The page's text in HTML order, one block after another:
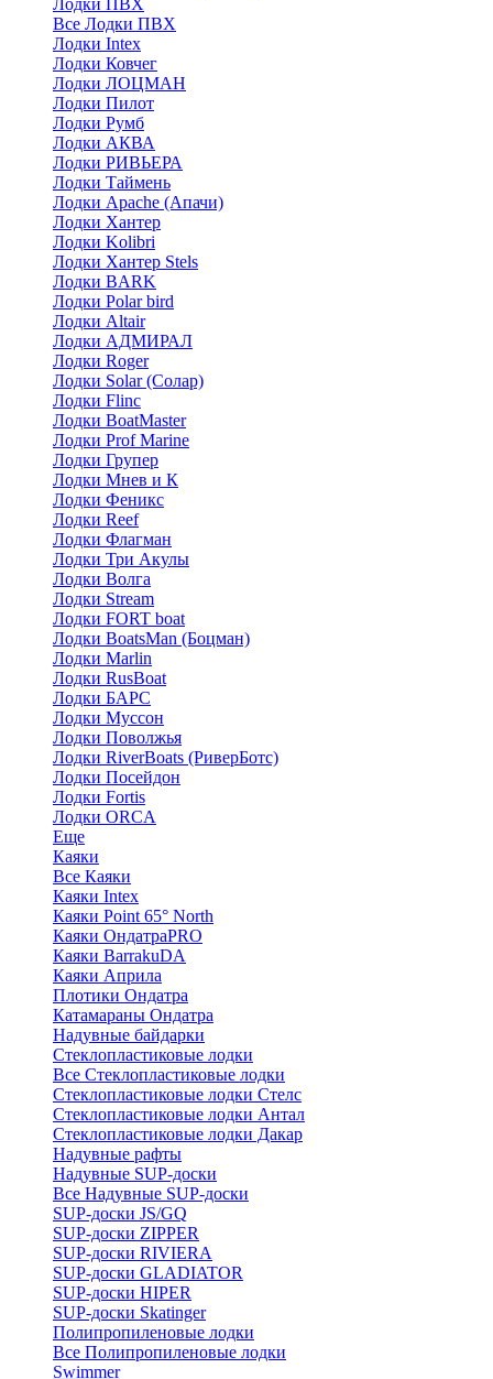
Лодки ПВХ
Все Лодки ПВХ
Лодки Intex
Лодки Ковчег
Лодки ЛОЦМАН
Лодки Пилот
Лодки Румб
Лодки АКВА
Лодки РИВЬЕРА
Лодки Таймень
Лодки Apache (Апачи)
Лодки Хантер
Лодки Kolibri
Лодки Хантер Stels
Лодки BARK
Лодки Polar bird
Лодки Altair
Лодки АДМИРАЛ
Лодки Roger
Лодки Solar (Солар)
Лодки Flinc
Лодки BoatMaster
Лодки Prof Marine
Лодки Групер
Лодки Мнев и К
Лодки Феникс
Лодки Reef
Лодки Флагман
Лодки Три Акулы
Лодки Волга
Лодки Stream
Лодки FORT boat
Лодки BoatsMan (Боцман)
Лодки Marlin
Лодки RusBoat
Лодки БАРС
Лодки Муссон
Лодки Поволжья
Лодки RiverBoats (РиверБотс)
Лодки Посейдон
Лодки Fortis
Лодки ORCA
Еще
Каяки
Все Каяки
Каяки Intex
Каяки Point 65° North
Каяки ОндатраPRO
Каяки BarrakuDA
Каяки Априла
Плотики Ондатра
Катамараны Ондатра
Надувные байдарки
Стеклопластиковые лодки
Все Стеклопластиковые лодки
Стеклопластиковые лодки Стелс
Стеклопластиковые лодки Антал
Стеклопластиковые лодки Дакар
Надувные рафты
Надувные SUP-доски
Все Надувные SUP-доски
SUP-доски JS/GQ
SUP-доски ZIPPER
SUP-доски RIVIERA
SUP-доски GLADIATOR
SUP-доски HIPER
SUP-доски Skatinger
Полипропиленовые лодки
Все Полипропиленовые лодки
Swimmer